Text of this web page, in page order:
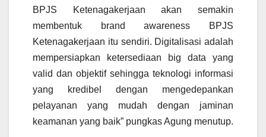
BPJS Ketenagakerjaan akan semakin
membentuk brand awareness BPJS
Ketenagakerjaan itu sendiri. Digitalisasi adalah
mempersiapkan ketersediaan big data yang
valid dan objektif sehingga teknologi informasi
yang kredibel dengan mengedepankan
pelayanan yang mudah dengan jaminan
keamanan yang baik” pungkas Agung menutup.